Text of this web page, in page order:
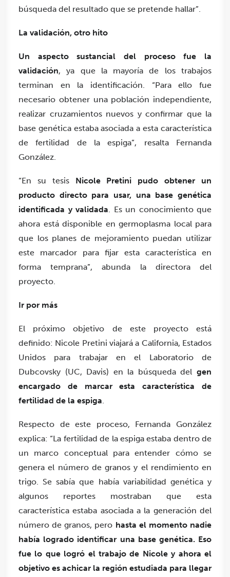
búsqueda del resultado que se pretende hallar”.
La validación, otro hito
Un aspecto sustancial del proceso fue la
validación, ya que la mayoría de los trabajos
terminan en la identificación. “Para ello fue
necesario obtener una población independiente,
realizar cruzamientos nuevos y confirmar que la
base genética estaba asociada a esta característica
de fertilidad de la espiga”, resalta Fernanda
González.
“En su tesis Nicole Pretini pudo obtener un
producto directo para usar, una base genética
identificada y validada . Es un conocimiento que
ahora está disponible en germoplasma local para
que los planes de mejoramiento puedan utilizar
este marcador para fijar esta característica en
forma temprana”, abunda la directora del
proyecto.
Ir por más
El próximo objetivo de este proyecto está
definido: Nicole Pretini viajará a California, Estados
Unidos para trabajar en el Laboratorio de
Dubcovsky (UC, Davis) en la búsqueda del gen
encargado de marcar esta característica de
fertilidad de la espiga
Respecto de este proceso, Fernanda González
explica: “La fertilidad de la espiga estaba dentro de
un marco conceptual para entender cómo se
genera el número de granos y el rendimiento en
trigo. Se sabía que había variabilidad genética y
algunos reportes mostraban que esta
característica estaba asociada a la generación del
número de granos, pero hasta el momento nadie
había logrado identificar una base genética. Eso
fue lo que logró el trabajo de Nicole y ahora el
objetivo es achicar la región estudiada para llegar